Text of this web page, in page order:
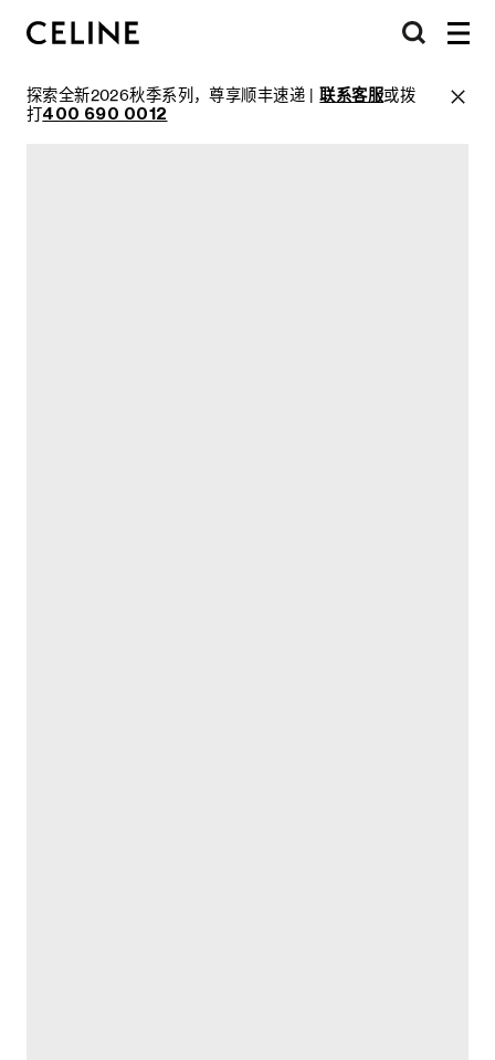
探索全新2026秋季系列，尊享顺丰速递 |联系客服或拨
打400 690 0012